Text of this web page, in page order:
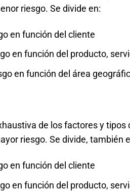
riesgo. Se divide en:
en función del cliente
en función del producto,
en función del área
de los factores y
riesgo. Se divide, también
en función del cliente
en función del producto,